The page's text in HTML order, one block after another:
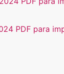
PDF para